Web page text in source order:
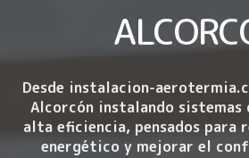
Desde instalacion-
Alcorcón instalando sistemas
alta eficiencia, pensados para
energético y mejorar el